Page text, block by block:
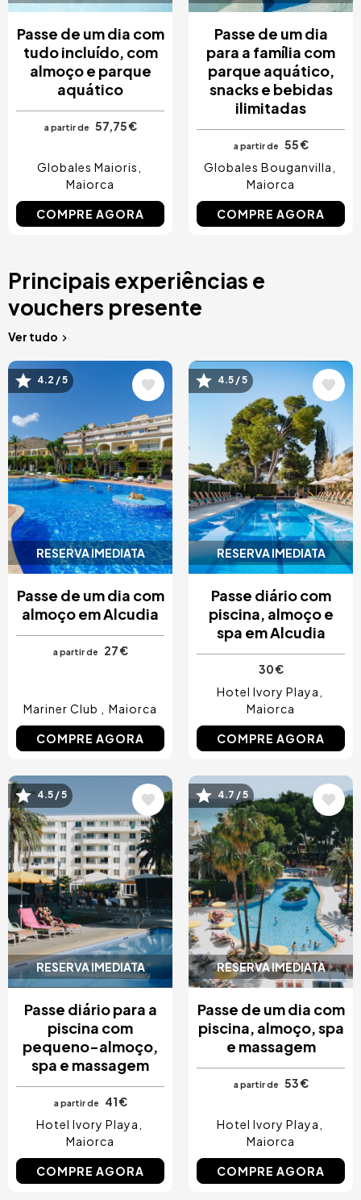
Passe de um dia com
tudo incluído, com
almoço e parque
aquático
a partir de 57,75 €
Globales Maioris
Maiorca
COMPRE AGORA
Passe de um dia
para a família com
parque aquático,
snacks e bebidas
ilimitadas
a partir de
55 €
Globales Bouganvilla
Maiorca
COMPRE AGORA
Principais experiências e
vouchers presente
Ver tudo
RESERVA IMEDIATA
Imagem
4.2 / 5
Passe de um dia com
almoço em Alcudia
a partir de 27 €
Mariner Club Maiorca
COMPRE AGORA
RESERVA IMEDIATA
Imagem
4.5 / 5
Passe diário com
piscina, almoço e
spa em Alcudia
30 €
Hotel Ivory Playa
Maiorca
COMPRE AGORA
RESERVA IMEDIATA
Imagem
4.5 / 5
Passe diário para a
piscina com
pequeno-almoço,
spa e massagem
a partir de
41 €
Hotel Ivory Playa
Maiorca
COMPRE AGORA
RESERVA IMEDIATA
Imagem
4.7 / 5
Passe de um dia com
piscina, almoço, spa
e massagem
a partir de 53 €
Hotel Ivory Playa
Maiorca
COMPRE AGORA